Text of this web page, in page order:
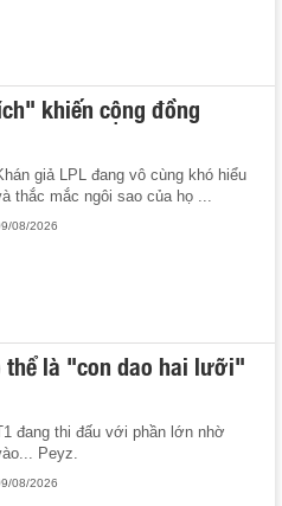
khiến cộng đồng
giả LPL đang vô cùng khó hiểu
thắc mắc ngôi sao của họ ...
08/2026
thể là "con dao hai lưỡi"
đang thi đấu với phần lớn nhờ
Peyz.
08/2026